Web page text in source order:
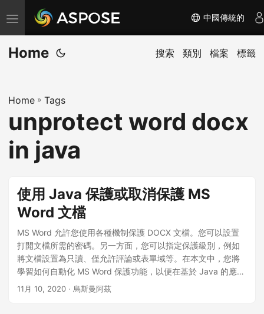
切
换
导
中國傳統的
Home 搜索 類別 檔案 標籤
Home » Tags
unprotect word docx
in java
使用 Java 保護或取消保護 MS
Word 文檔
MS Word 允許您使用各種機制保護 DOCX 文檔。您可以設置
打開文檔所需的密碼。另一方面，您可以指定保護級別，例如
將文檔設置為只讀、僅允許評論或表單域等。在本文中，您將
學習如何自動化 MS Word 保護功能，以便在基於 Java 的應用
程序中保護或取消保護 DOCX 文件。
11月 10, 2020 · 烏斯曼阿茲